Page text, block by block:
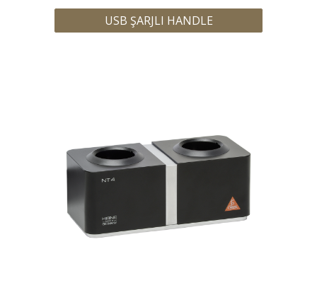
USB ŞARJLI HANDLE